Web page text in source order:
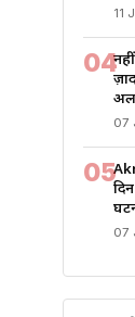
11
04
07
05
07